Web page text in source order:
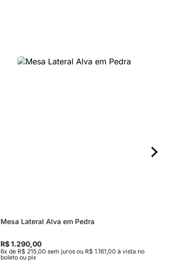
Mesa Lateral Alva em Pedra
R$ 1.290,00
6x de R$ 215,00 sem juros ou R$ 1.161,00 à vista no
boleto ou pix